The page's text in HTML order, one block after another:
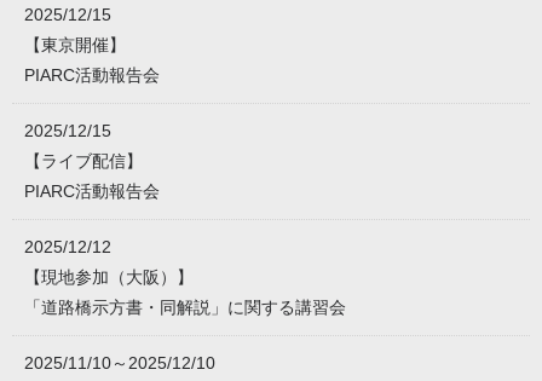
2025/12/15
【東京開催】
PIARC活動報告会
2025/12/15
【ライブ配信】
PIARC活動報告会
2025/12/12
【現地参加（大阪）】
「道路橋示方書・同解説」に関する講習会
2025/11/10～2025/12/10